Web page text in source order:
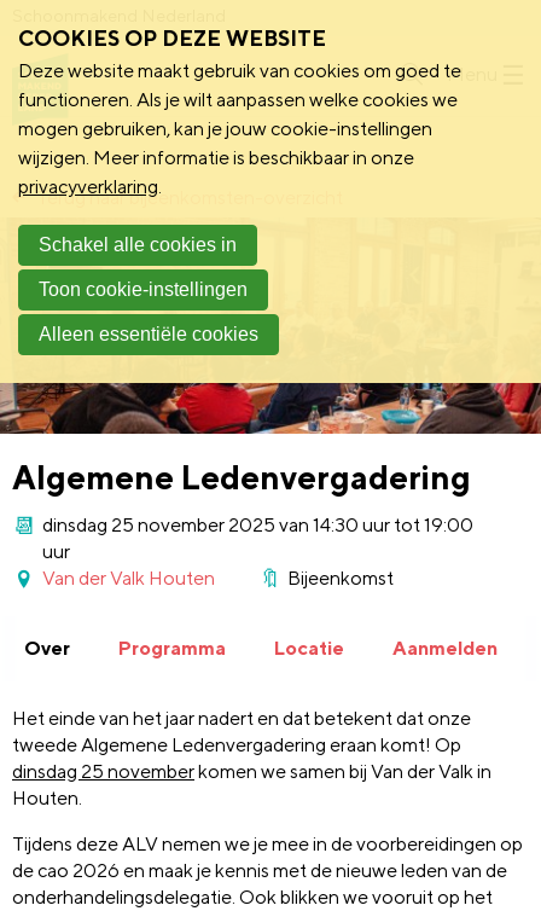
Menu
Terug naar bijeenkomsten-overzicht
Algemene Ledenvergadering
dinsdag 25 november 2025 van 14:30 uur tot 19:00
uur
Van der Valk Houten
Bijeenkomst
Over Programma Locatie Aanmelden
Het einde van het jaar nadert en dat betekent dat onze
tweede Algemene Ledenvergadering eraan komt! Op
dinsdag 25 novemberkomen we samen bij Van der Valk in
Houten.
Tijdens deze ALV nemen we je mee in de voorbereidingen op
de cao 2026 en maak je kennis met de nieuwe leden van de
onderhandelingsdelegatie. Ook blikken we vooruit op het
COOKIES OP DEZE WEBSITE
Deze website maakt gebruik van cookies om goed te
functioneren. Als je wilt aanpassen welke cookies we
mogen gebruiken, kan je jouw cookie-instellingen
wijzigen. Meer informatie is beschikbaar in onze
privacyverklaring.
Schakel alle cookies in
Toon cookie-instellingen
Alleen essentiële cookies